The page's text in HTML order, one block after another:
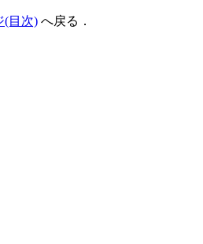
(目次) へ戻る．